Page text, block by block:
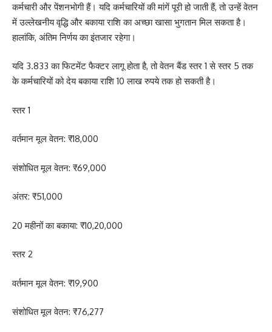
कर्मचारी और पेंशनभोगी हैं। यदि कर्मचारियों की मांगें पूरी हो जाती हैं, तो उन्हें वेतन
में उल्लेखनीय वृद्धि और बकाया राशि का अच्छा खासा भुगतान मिल सकता है।
हालांकि, अंतिम निर्णय का इंतजार रहेगा।
यदि 3.833 का फिटमेंट फैक्टर लागू होता है, तो वेतन बैंड स्तर 1 से स्तर 5 तक
के कर्मचारियों को देय बकाया राशि 10 लाख रुपये तक हो सकती है।
स्तर 1
वर्तमान मूल वेतन: ₹18,000
संशोधित मूल वेतन: ₹69,000
अंतर: ₹51,000
20 महीनों का बकाया: ₹10,20,000
स्तर 2
वर्तमान मूल वेतन: ₹19,900
संशोधित मूल वेतन: ₹76,277